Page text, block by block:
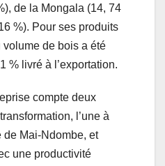
de la Mongala (14, 74
%). Pour ses produits
de bois a été
% livré à l’exportation.
compte deux
l’une à
de Mai-Ndombe, et
une productivité